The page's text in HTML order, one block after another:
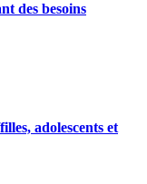
des besoins
adolescents et